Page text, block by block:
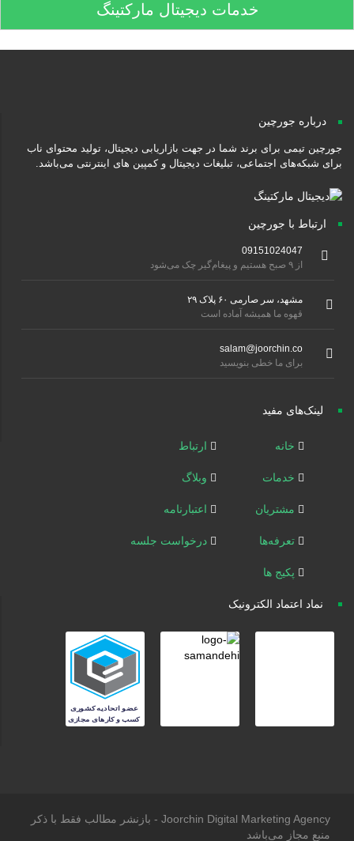
خدمات دیجیتال مارکتینگ
درباره جورچین
جورچین تیمی برای برند شما در جهت بازاریابی دیجیتال، تولید محتوای ناب
برای شبکه‌های اجتماعی، تبلیغات دیجیتال و کمپین های اینترنتی می‌باشد.
ارتباط با جورچین
09151024047
مشهد، سر صارمی ۶۰ پلاک ۲۹
قهوه ما همیشه آماده است
salam@joorchin.co
برای ما خطی بنویسید
لینک‌های مفید
خانه
خدمات
مشتریان
تعرفه‌ها
پکیج ها
ارتباط
وبلاگ
اعتبارنامه
درخواست جلسه
نماد اعتماد الکترونیک
Joorchin Digital Marketing Agency - بازنشر مطالب فقط با ذکر
منبع مجاز می‌باشد